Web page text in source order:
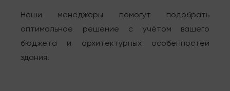
Наши менеджеры помогут подобрать
оптимальное решение с учётом вашего
бюджета и архитектурных особенностей
здания.